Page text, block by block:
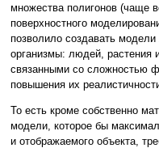
множества полигонов (чаще
поверхностного
позволило создавать
организмы: людей, растения
связанными со сложностью
повышения их
То есть кроме собственно
модели, которое бы
и отображаемого объекта,